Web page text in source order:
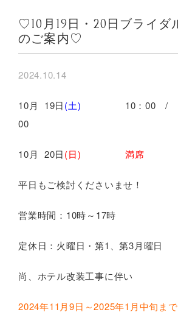
♡10月19日・20日ブライダ
のご案内♡
2024.10.14
10月 19日(土)
10：00 /
00
10月 20日(日) 満席
平日もご検討くださいませ！
営業時間：10時～17時
定休日：火曜日・第1、第3月曜日
尚、ホテル改装工事に伴い
2024年11月9日～2025年1月中旬ま